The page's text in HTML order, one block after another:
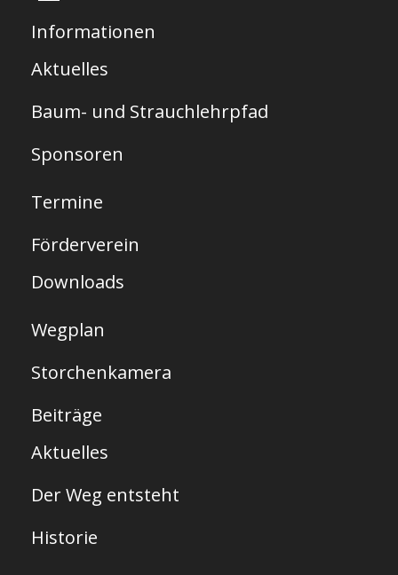
t
s
i
t
e
Informationen
Aktuelles
Baum- und Strauchlehrpfad
Sponsoren
Termine
Förderverein
Downloads
Wegplan
Storchenkamera
Beiträge
Aktuelles
Der Weg entsteht
Historie